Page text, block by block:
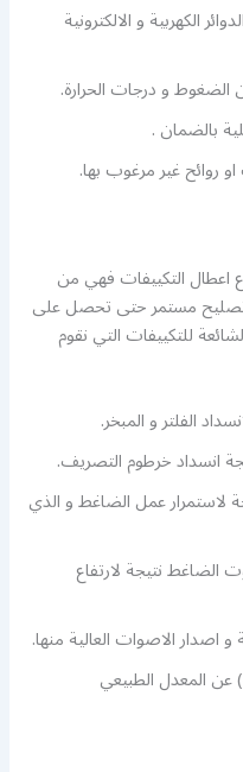
الكهربية و الالكترونية
الضغوط و درجات الحرارة.
بالضمان .
روائح غير مرغوب بها.
اعطال التكييفات فهي من
تصليح مستمر حتى تحصل على
للتكييفات التي نقوم
الفلتر و المبخر.
انسداد خرطوم التصريف.
لاستمرار عمل الضاغط و الذي
نتيجة لارتفاع
اصدار الاصوات العالية منها.
عن المعدل الطبيعي